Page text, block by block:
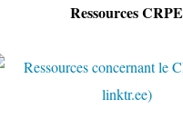
Ressources CRPE